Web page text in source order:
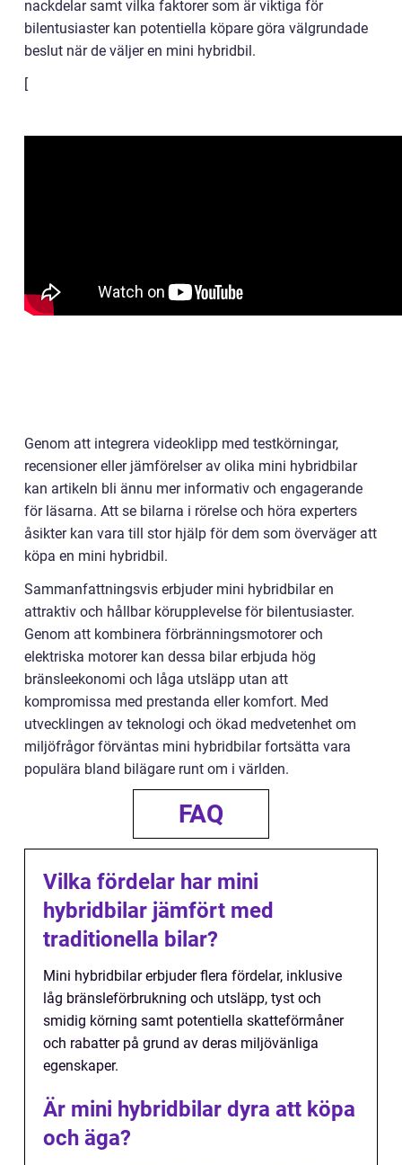
nackdelar samt vilka faktorer som är viktiga för
bilentusiaster kan potentiella köpare göra välgrundade
beslut när de väljer en mini hybridbil.
[
Genom att integrera videoklipp med testkörningar,
recensioner eller jämförelser av olika mini hybridbilar
kan artikeln bli ännu mer informativ och engagerande
för läsarna. Att se bilarna i rörelse och höra experters
åsikter kan vara till stor hjälp för dem som överväger att
köpa en mini hybridbil.
Sammanfattningsvis erbjuder mini hybridbilar en
attraktiv och hållbar körupplevelse för bilentusiaster.
Genom att kombinera förbränningsmotorer och
elektriska motorer kan dessa bilar erbjuda hög
bränsleekonomi och låga utsläpp utan att
kompromissa med prestanda eller komfort. Med
utvecklingen av teknologi och ökad medvetenhet om
miljöfrågor förväntas mini hybridbilar fortsätta vara
populära bland bilägare runt om i världen.
FAQ
Vilka fördelar har mini
hybridbilar jämfört med
traditionella bilar?
Mini hybridbilar erbjuder flera fördelar, inklusive
låg bränsleförbrukning och utsläpp, tyst och
smidig körning samt potentiella skatteförmåner
och rabatter på grund av deras miljövänliga
egenskaper.
Är mini hybridbilar dyra att köpa
och äga?